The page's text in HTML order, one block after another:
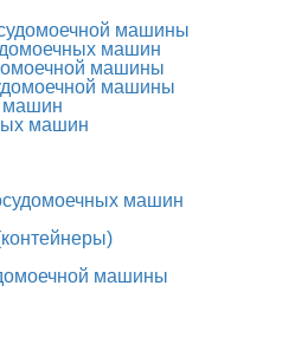
машины
машин
машины
машины
машин
машин
машин
машины